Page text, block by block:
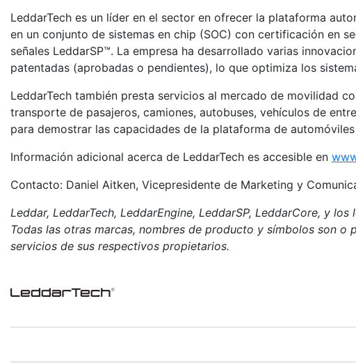
LeddarTech es un líder en el sector en ofrecer la plataforma
en un conjunto de sistemas en chip (SOC) con certificación en
señales LeddarSP™. La empresa ha desarrollado varias
patentadas (aprobadas o pendientes), lo que optimiza los
LeddarTech también presta servicios al mercado de movilidad
transporte de pasajeros, camiones, autobuses, vehículos de
para demostrar las capacidades de la plataforma de
Información adicional acerca de LeddarTech es accesible en
Contacto: Daniel Aitken, Vicepresidente de Marketing y
Leddar, LeddarTech, LeddarEngine, LeddarSP, LeddarCore, y
Todas las otras marcas, nombres de producto y símbolos son
servicios de sus respectivos propietarios.